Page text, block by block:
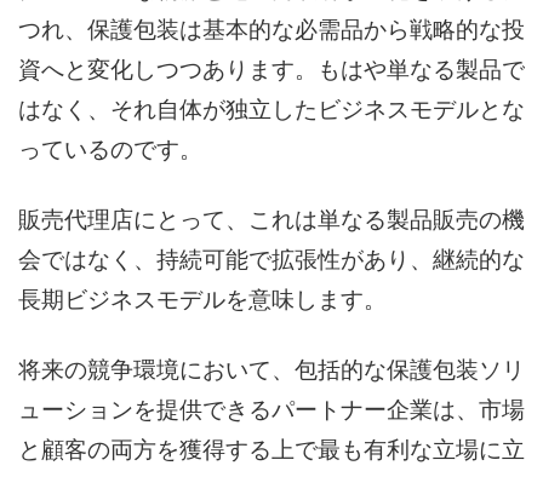
つれ、保護包装は基本的な必需品から戦略的な投
資へと変化しつつあります。もはや単なる製品で
はなく、それ自体が独立したビジネスモデルとな
っているのです。
販売代理店にとって、これは単なる製品販売の機
会ではなく、持続可能で拡張性があり、継続的な
長期ビジネスモデルを意味します。
将来の競争環境において、包括的な保護包装ソリ
ューションを提供できるパートナー企業は、市場
と顧客の両方を獲得する上で最も有利な立場に立